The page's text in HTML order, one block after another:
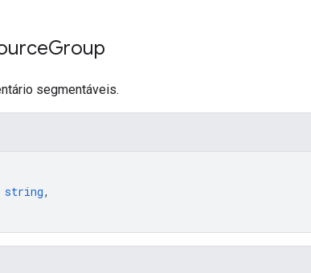
Group
segmentáveis.
string,